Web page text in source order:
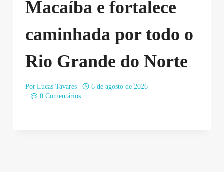
Macaíba e fortalece
caminhada por todo o
Rio Grande do Norte
Por Lucas Tavares
6 de agosto de 2026
0 Comentários